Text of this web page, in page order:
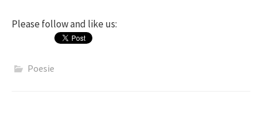
Please follow and like us:
Poesie